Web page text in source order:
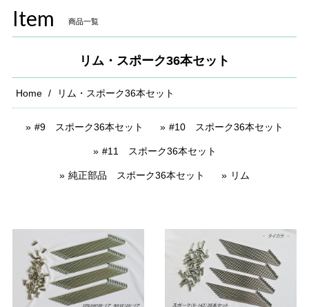
Item 商品一覧
リム・スポーク36本セット
Home リム・スポーク36本セット
#9 スポーク36本セット #10 スポーク36本セット
#11 スポーク36本セット
純正部品 スポーク36本セット リム